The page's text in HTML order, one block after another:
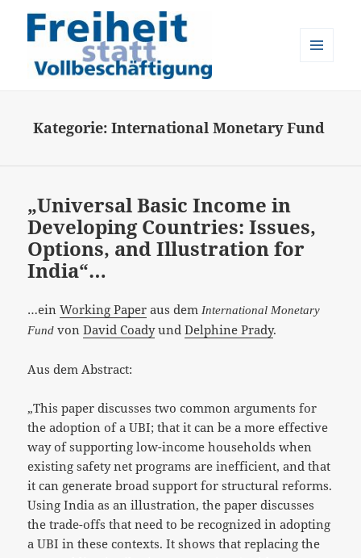
Kategorie:International Monetary Fund
„Universal Basic Income in
Developing Countries: Issues,
Options, and Illustration for
India“…
…einWorking Paper aus dem International Monetary
Fund vonDavid CoadyundDelphine Prady.
Aus dem Abstract:
„This paper discusses two common arguments for
the adoption of a UBI; that it can be a more effective
way of supporting low-income households when
existing safety net programs are inefficient, and that
it can generate broad support for structural reforms.
Using India as an illustration, the paper discusses
the trade-offs that need to be recognized in adopting
a UBI in these contexts. It shows that replacing the